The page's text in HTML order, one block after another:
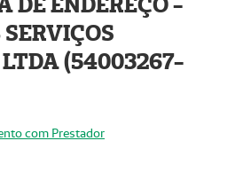
(54003267-
com Prestador